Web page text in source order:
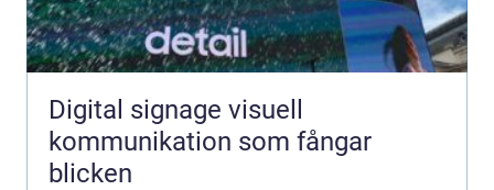
Digital signage visuell
kommunikation som fångar
blicken